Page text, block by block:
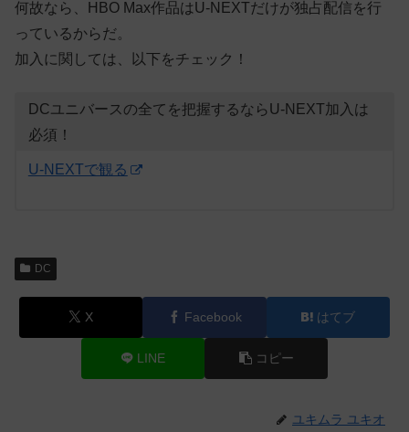
何故なら、HBO Max作品はU-NEXTだけが独占配信を行
っているからだ。
加入に関しては、以下をチェック！
DCユニバースの全てを把握するならU-NEXT加入は
必須！
U-NEXTで観る
DC
X Facebook はてブ
LINE コピー
ユキムラ ユキオ